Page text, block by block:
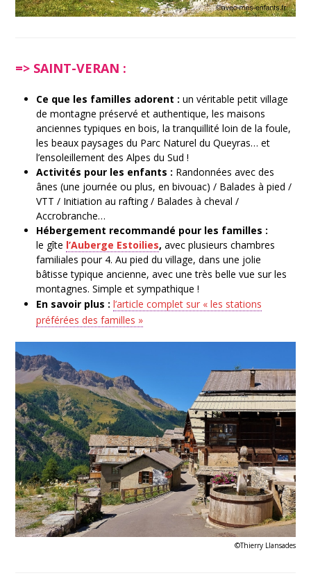
=> SAINT-VERAN :
Ce que les familles adorent :un véritable petit village
de montagne préservé et authentique, les maisons
anciennes typiques en bois, la tranquillité loin de la foule,
les beaux paysages du Parc Naturel du Queyras… et
l’ensoleillement des Alpes du Sud !
Activités pour les enfants : Randonnées avec des
ânes (une journée ou plus, en bivouac) / Balades à pied /
VTT / Initiation au rafting / Balades à cheval /
Accrobranche…
Hébergement recommandé pour les familles :
le gîte l’Auberge Estoilies, avec plusieurs chambres
familiales pour 4. Au pied du village, dans une jolie
bâtisse typique ancienne, avec une très belle vue sur les
montagnes. Simple et sympathique !
En savoir plus : l’article complet sur « les stations
préférées des familles »
©Thierry Llansades